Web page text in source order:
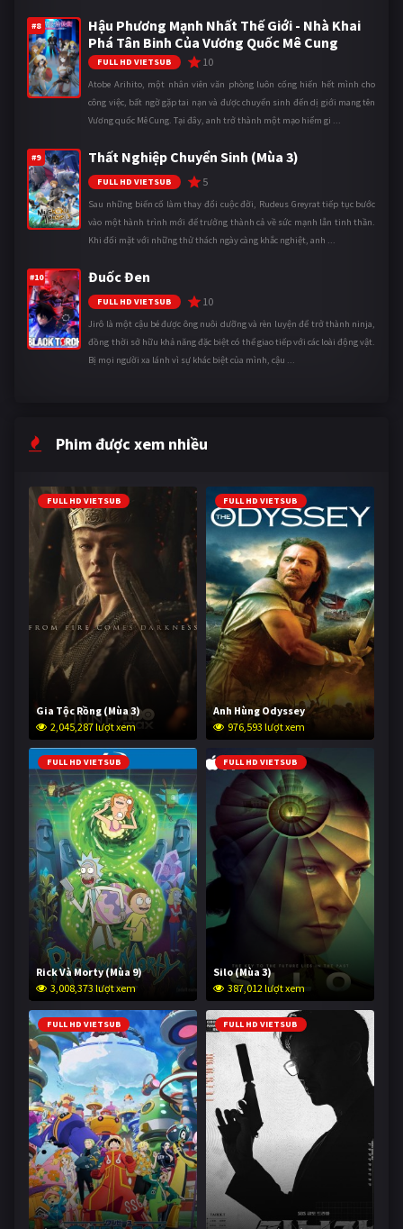
#8
Hậu Phương Mạnh Nhất Thế Giới - Nhà Khai
Phá Tân Binh Của Vương Quốc Mê Cung
FULL HD VIETSUB 10
Atobe Arihito, một nhân viên văn phòng luôn cống hiến hết mình cho
công việc, bất ngờ gặp tai nạn và được chuyển sinh đến dị giới mang tên
Vương quốc Mê Cung. Tại đây, anh trở thành một mạo hiểm gi ...
#9 Thất Nghiệp Chuyển Sinh (Mùa 3)
FULL HD VIETSUB 5
Sau những biến cố làm thay đổi cuộc đời, Rudeus Greyrat tiếp tục bước
vào một hành trình mới để trưởng thành cả về sức mạnh lẫn tinh thần.
Khi đối mặt với những thử thách ngày càng khắc nghiệt, anh ...
#10 Đuốc Đen
FULL HD VIETSUB 10
Jirô là một cậu bé được ông nuôi dưỡng và rèn luyện để trở thành ninja,
đồng thời sở hữu khả năng đặc biệt có thể giao tiếp với các loài động vật.
Bị mọi người xa lánh vì sự khác biệt của mình, cậu ...
Phim được xem nhiều
FULL HD VIETSUB
Gia Tộc Rồng (Mùa 3)
2,045,287 lượt xem
FULL HD VIETSUB
Anh Hùng Odyssey
976,593 lượt xem
FULL HD VIETSUB
Rick Và Morty (Mùa 9)
3,008,373 lượt xem
FULL HD VIETSUB
Silo (Mùa 3)
387,012 lượt xem
FULL HD VIETSUB FULL HD VIETSUB